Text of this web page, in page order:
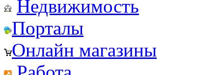
Недвижимость
Порталы
Онлайн магазины